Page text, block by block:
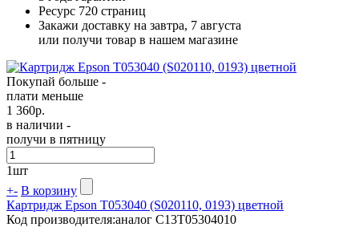
Ресурс 720 страниц
Закажи доставку на завтра, 7 августа
или получи товар в нашем магазине
Покупай больше -
плати меньше
1 360р.
в наличии -
получи в пятницу
1шт
+- В корзину
Картридж Epson T053040 (S020110, 0193) цветной
Код производителя:аналог C13T05304010